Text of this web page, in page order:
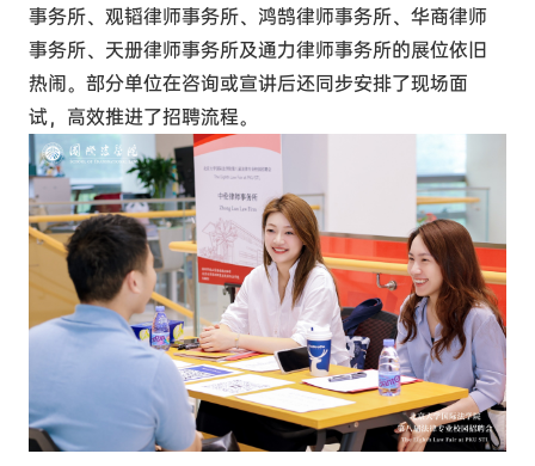
事务所、观韬律师事务所、鸿鹄律师事务所、华商律师
事务所、天册律师事务所及通力律师事务所的展位依旧
热闹。部分单位在咨询或宣讲后还同步安排了现场面
试，高效推进了招聘流程。